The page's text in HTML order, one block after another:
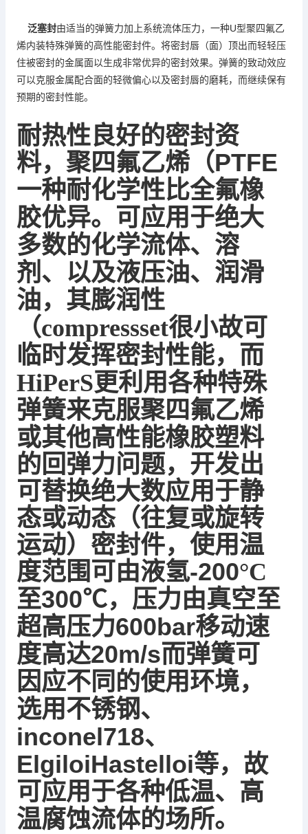
泛塞封由适当的弹簧力加上系统流体压力，一种U型聚四氟乙
烯内装特殊弹簧的高性能密封件。将密封唇（面）顶出而轻轻压
住被密封的金属面以生成非常优异的密封效果。弹簧的致动效应
可以克服金属配合面的轻微偏心以及密封唇的磨耗，而继续保有
预期的密封性能。
耐热性良好的密封资
料， 聚四氟乙烯 （PTFE
一种耐化学性比全氟橡
胶优异。可应用于绝大
多数的化学流体、溶
剂、以及液压油、润滑
油，其膨润性
（compressset很小故可
临时发挥密封性能，而
HiPerS更利用各种特殊
弹簧来克服聚四氟乙烯
或其他高性能橡胶塑料
的回弹力问题，开发出
可替换绝大数应用于静
态或动态（往复或旋转
运动）密封件，使用温
度范围可由液氢-200°C
至300℃，压力由真空至
超高压力600bar移动速
度高达20m/s而弹簧可
因应不同的使用环境，
选用不锈钢、
inconel718、
ElgiloiHastelloi等，故
可应用于各种低温、 高
温腐蚀流体的场所。